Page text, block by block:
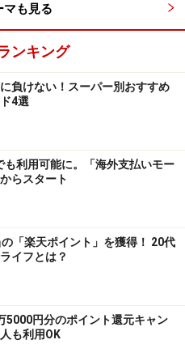
最新の内容をご確認くださ
目的としており、特定の金融
はありません。
ご判断はご自身の責任において
ては十分に配慮しております
く、これに基づく損失・損害
マも見る
ンキング
負けない！スーパー別おすすめ
4選
も利用可能に。「海外支払いモー
らスタート
「楽天ポイント」を獲得！ 20代
イフとは？
5000円分のポイント還元キャン
も利用OK